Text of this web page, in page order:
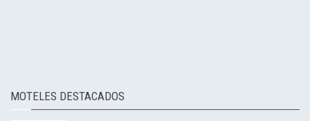
MOTELES DESTACADOS